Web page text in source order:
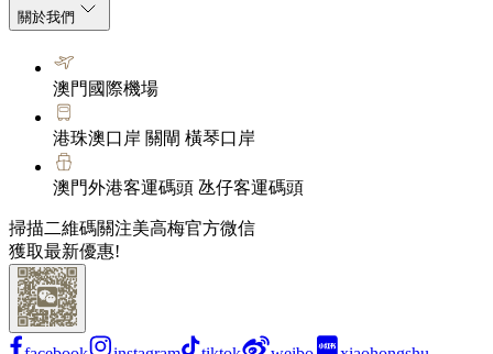
關於我們
澳門國際機場
港珠澳口岸 關閘 橫琴口岸
澳門外港客運碼頭 氹仔客運碼頭
掃描二維碼關注美高梅官方微信
獲取最新優惠!